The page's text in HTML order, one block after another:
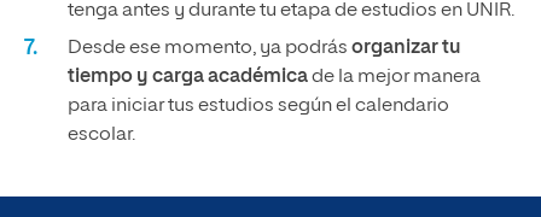
tenga antes y durante tu etapa de estudios en UNIR.
Desde ese momento, ya podrás organizar tu
tiempo y carga académicade la mejor manera
para iniciar tus estudios según el calendario
escolar.